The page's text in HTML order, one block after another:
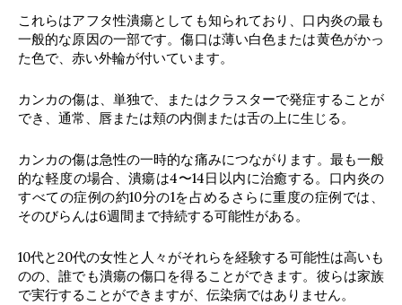
これらはアフタ性潰瘍としても知られており、口内炎の最も
一般的な原因の一部です。傷口は薄い白色または黄色がかっ
た色で、赤い外輪が付いています。
カンカの傷は、単独で、またはクラスターで発症することが
でき、通常、唇または頬の内側または舌の上に生じる。
カンカの傷は急性の一時的な痛みにつながります。最も一般
的な軽度の場合、潰瘍は4〜14日以内に治癒する。口内炎の
すべての症例の約10分の1を占めるさらに重度の症例では、
そのびらんは6週間まで持続する可能性がある。
10代と20代の女性と人々がそれらを経験する可能性は高いも
のの、誰でも潰瘍の傷口を得ることができます。彼らは家族
で実行することができますが、伝染病ではありません。